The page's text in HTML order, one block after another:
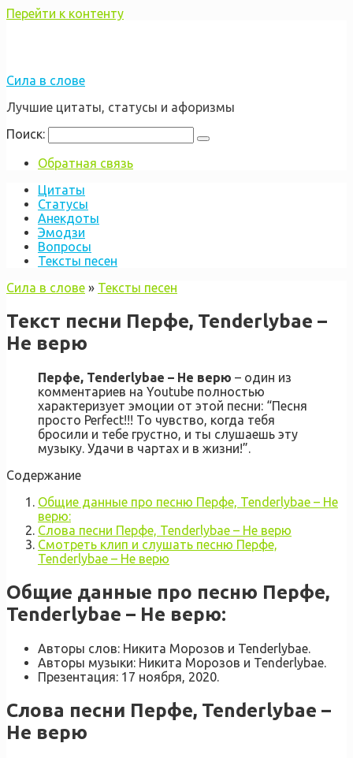
Перейти к контенту
Сила в слове
Лучшие цитаты, статусы и афоризмы
Поиск:
Обратная связь
Цитаты
Статусы
Анекдоты
Эмодзи
Вопросы
Тексты песен
Сила в слове » Тексты песен
Текст песни Перфе, Tenderlybae –
Не верю
Перфе, Tenderlybae – Не верю – один из
комментариев на Youtube полностью
характеризует эмоции от этой песни: “Песня
просто Perfect!!! То чувство, когда тебя
бросили и тебе грустно, и ты слушаешь эту
музыку. Удачи в чартах и в жизни!”.
Содержание
Общие данные про песню Перфе, Tenderlybae – Не
верю:
Слова песни Перфе, Tenderlybae – Не верю
Смотреть клип и слушать песню Перфе,
Tenderlybae – Не верю
Общие данные про песню Перфе,
Tenderlybae – Не верю:
Авторы слов: Никита Морозов и Tenderlybae.
Авторы музыки: Никита Морозов и Tenderlybae.
Презентация: 17 ноября, 2020.
Слова песни Перфе, Tenderlybae –
Не верю